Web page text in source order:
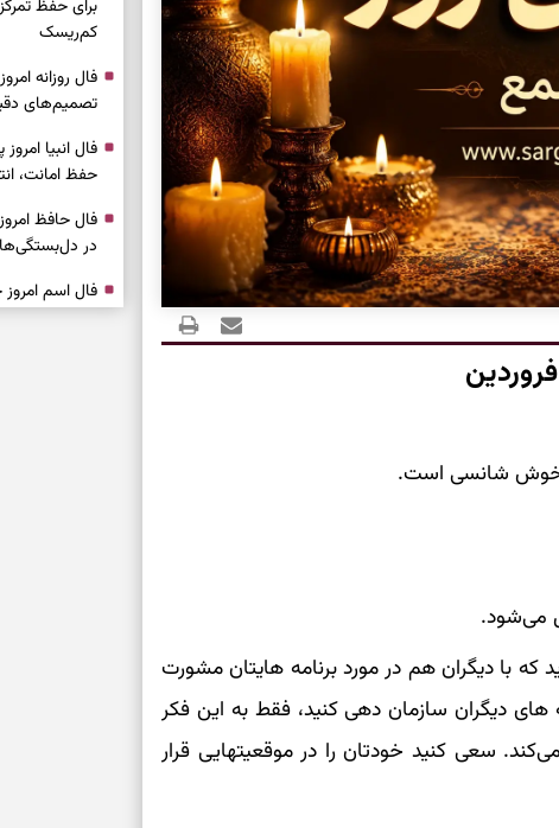
و خوش شانسی است.
می‌شود.
که با دیگران هم در مورد برنامه هایتان مشورت
های دیگران سازمان دهی کنید، فقط به این فکر
سعی کنید خودتان را در موقعیتهایی قرار
برای حفظ
کم‌ریسک
تصمیم‌های
حفظ امانت،
در
درباره حضور